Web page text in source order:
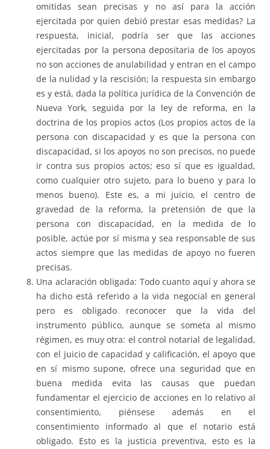
omitidas sean precisas y no así para la acción
ejercitada por quien debió prestar esas medidas? La
respuesta, inicial, podría ser que las acciones
ejercitadas por la persona depositaria de los apoyos
no son acciones de anulabilidad y entran en el campo
de la nulidad y la rescisión; la respuesta sin embargo
es y está, dada la política jurídica de la Convención de
Nueva York, seguida por la ley de reforma, en la
doctrina de los propios actos (Los propios actos de la
persona con discapacidad y es que la persona con
discapacidad, si los apoyos no son precisos, no puede
ir contra sus propios actos; eso sí que es igualdad,
como cualquier otro sujeto, para lo bueno y para lo
menos bueno). Este es, a mi juicio, el centro de
gravedad de la reforma, la pretensión de que la
persona con discapacidad, en la medida de lo
posible, actúe por sí misma y sea responsable de sus
actos siempre que las medidas de apoyo no fueren
precisas.
Una aclaración obligada: Todo cuanto aquí y ahora se
ha dicho está referido a la vida negocial en general
pero es obligado reconocer que la vida del
instrumento público, aunque se someta al mismo
régimen, es muy otra: el control notarial de legalidad,
con el juicio de capacidad y calificación, el apoyo que
en sí mismo supone, ofrece una seguridad que en
buena medida evita las causas que puedan
fundamentar el ejercicio de acciones en lo relativo al
consentimiento, piénsese además en el
consentimiento informado al que el notario está
obligado. Esto es la justicia preventiva, esto es la